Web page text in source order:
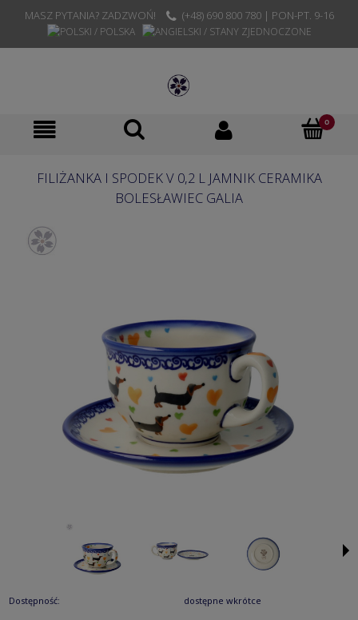
MASZ PYTANIA? ZADZWOŃ! (+48) 690 800 780 | PON-PT. 9-16
FILIŻANKA I SPODEK V 0,2 L JAMNIK CERAMIKA
BOLESŁAWIEC GALIA
Dostępność: dostępne wkrótce